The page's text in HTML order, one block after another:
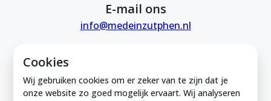
Cookies
Wij gebruiken cookies om er zeker van te zijn dat je
onze website zo goed mogelijk ervaart. Wij analyseren
E-mail ons
info@medeinzutphen.nl